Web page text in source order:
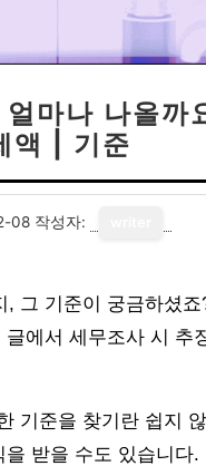
마나 나올
액 | 기준
08 작성자:
그 기준이 궁금하셨
에서 세무조사 시 추
기준을 찾기란 쉽지
받을 수도 있습니다.